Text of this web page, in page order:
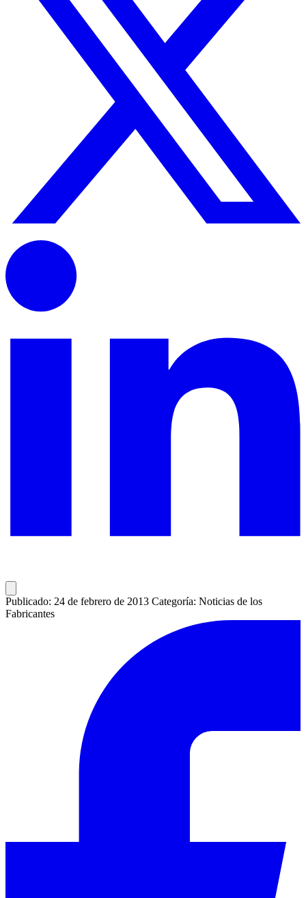
Publicado: 24 de febrero de 2013 Categoría: Noticias de los
Fabricantes